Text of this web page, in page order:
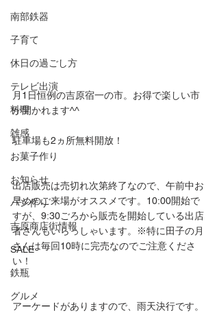
南部鉄器
子育て
休日の過ごし方
テレビ出演
料理
雑感
お菓子作り
お知らせ
パン作り
吉原商店街情報
SALE
鉄瓶
グルメ
月1日恒例の吉原宿一の市。お得で楽しい市
が開かれます^^
駐車場も2ヵ所無料開放！
出店販売は売切れ次第終了なので、午前中お
早めのご来場がオススメです。10:00開始で
すが、9:30ごろから販売を開始している出店
者さんもいらっしゃいます。※特に田子の月
さんは毎回10時に完売なのでご注意くださ
い！
アーケードがありますので、雨天決行です。